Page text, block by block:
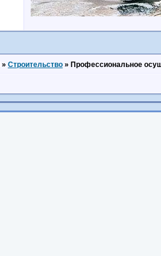
» Строительство » Профессиональное